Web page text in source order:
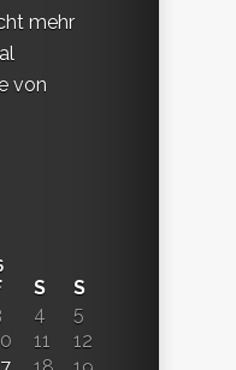
mehr
von
S
S
4
5
11
12